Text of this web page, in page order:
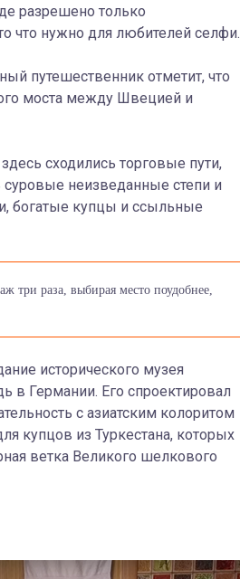
разрешено только
что нужно для любителей селфи.
путешественник отметит, что
моста между Швецией и
сходились торговые пути,
суровые неизведанные степи и
богатые купцы и ссыльные
три раза, выбирая место поудобнее,
исторического музея
в Германии. Его спроектировал
с азиатским колоритом
купцов из Туркестана, которых
ветка Великого шелкового